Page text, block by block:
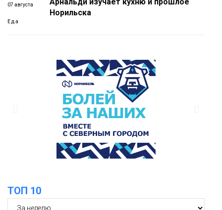
07 августа
Еда
Норильска
помог сборной России взять золото в
футзальном турнире
Ленинский проспект частично закроют
в связи с Днём рождения «Башни»
Новости
«Домик Хоббитов» и «Самолёт в
ТОП 10